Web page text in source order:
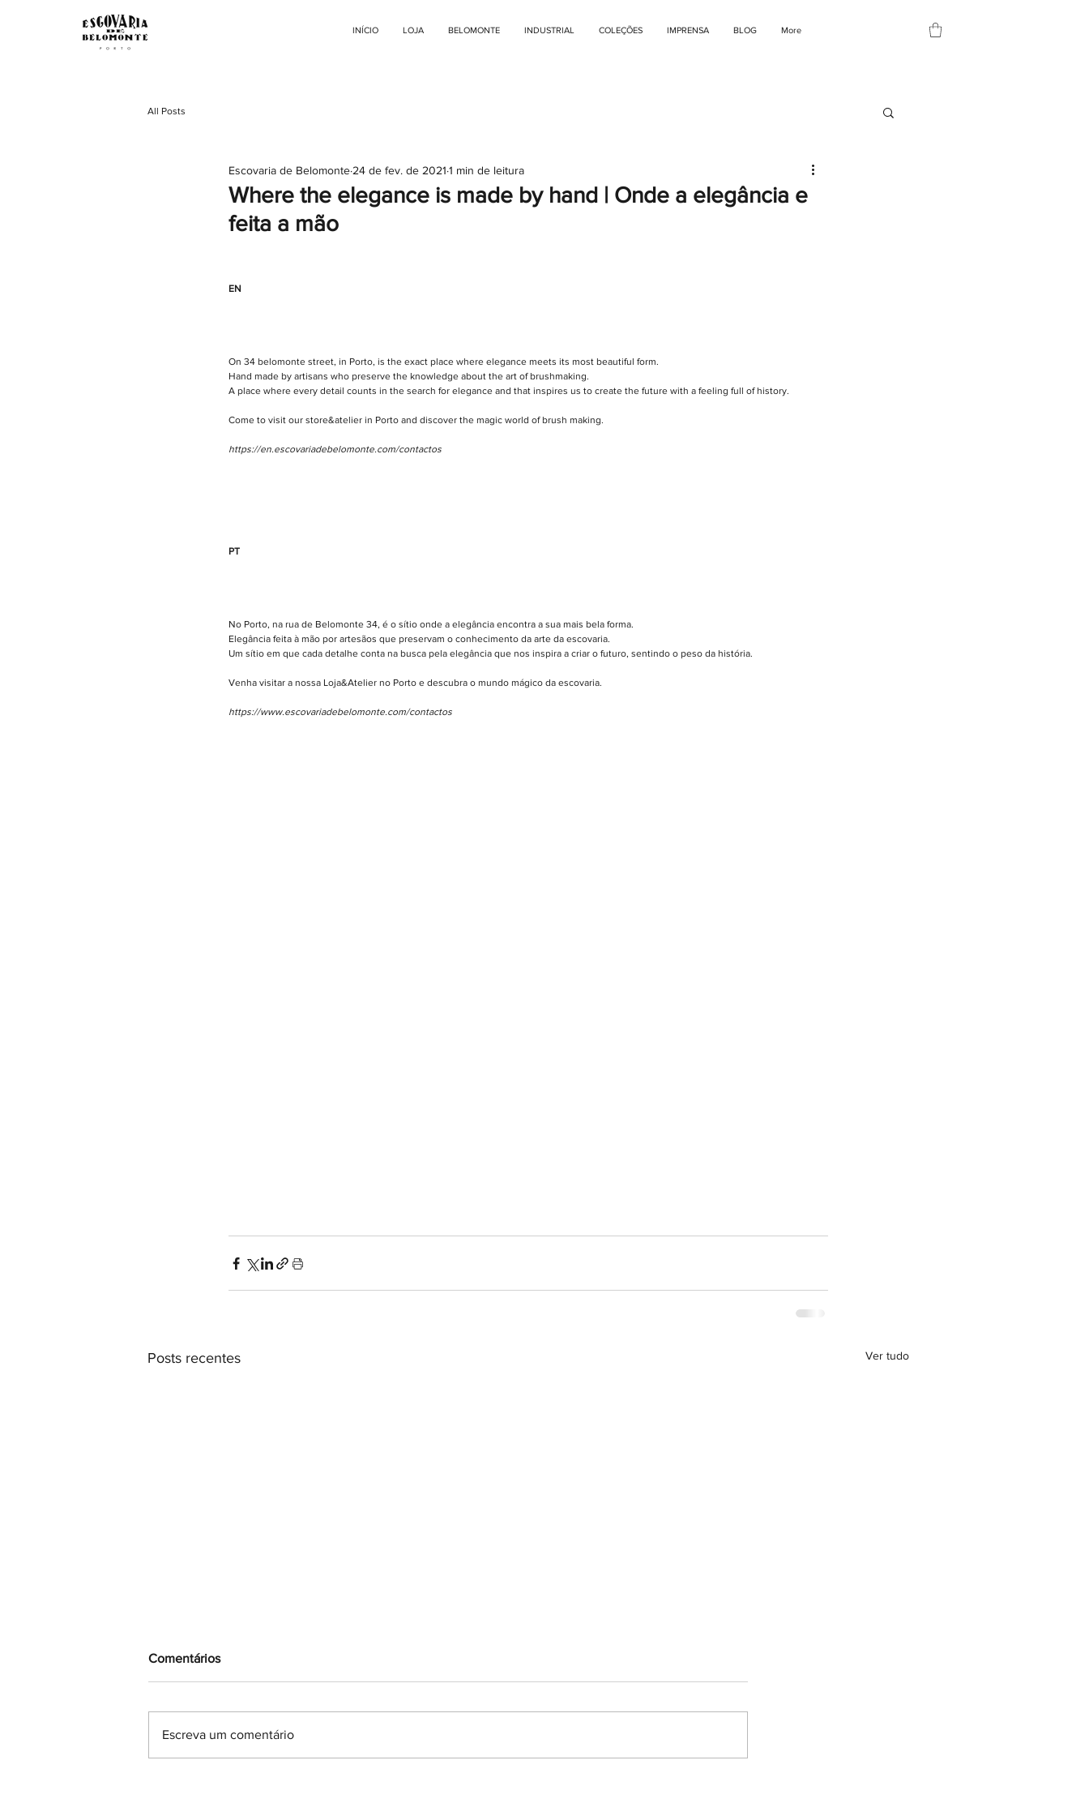
INÍCIO LOJA BELOMONTE INDUSTRIAL COLEÇÕES IMPRENSA BLOG More
All Posts
Where the elegance is made by hand | Onde a elegância e
feita a mão
Escovaria de Belomonte24 de fev. de 2021 1 min de leitura
EN
On 34 belomonte street, in Porto, is the exact place where elegance meets its most beautiful form.
Hand made by artisans who preserve the knowledge about the art of brushmaking.
A place where every detail counts in the search for elegance and that inspires us to create the future with a feeling full of history.
Come to visit our store&atelier in Porto and discover the magic world of brush making.
https://en.escovariadebelomonte.com/contactos
PT
No Porto, na rua de Belomonte 34, é o sítio onde a elegância encontra a sua mais bela forma.
Elegância feita à mão por artesãos que preservam o conhecimento da arte da escovaria.
Um sítio em que cada detalhe conta na busca pela elegância que nos inspira a criar o futuro, sentindo o peso da história.
Venha visitar a nossa Loja&Atelier no Porto e descubra o mundo mágico da escovaria.
https://www.escovariadebelomonte.com/contactos
Posts recentes Ver tudo
Comentários
Escreva um comentário